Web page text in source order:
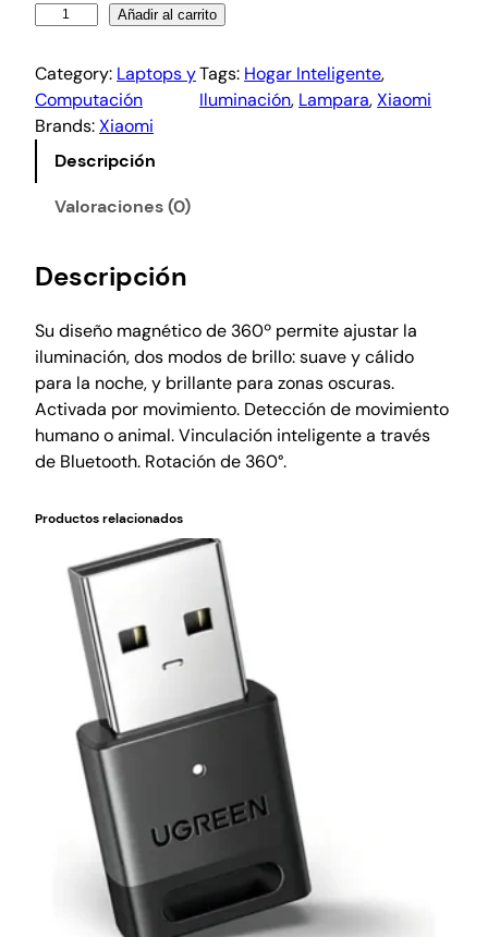
Añadir al carrito
Category: Laptops y
Computación
Tags: Hogar Inteligente
Iluminación, Lampara, Xiaomi
Brands:Xiaomi
Descripción
Valoraciones (0)
Descripción
Su diseño magnético de 360º permite ajustar la
iluminación, dos modos de brillo: suave y cálido
para la noche, y brillante para zonas oscuras.
Activada por movimiento. Detección de movimiento
humano o animal. Vinculación inteligente a través
de Bluetooth. Rotación de 360°.
Productos relacionados